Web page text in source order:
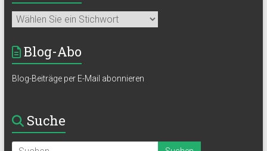
Blog-Abo
Blog-Beiträge per E-Mail abonnieren
Suche